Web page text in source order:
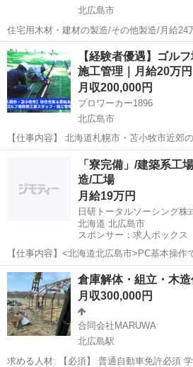
北広島市
住宅用木材・建材の製造/その他製造/月給24
島市(島松駅)で日勤のお仕事 【応募先企業名】UTエージェント株式会
社 北日本第一・第二CU 【雇用形態】正社
自動車業界以外(...
北海道 北広島市 その他 40代
【経験者優遇】ゴル
施工管理｜月給20万
月収200,000円
プロワーカー1896
北広島市
【仕事内容】 北海道札幌市・苫小牧市近郊
およびコース維持管理を担当いただきます
タッフが丁寧にレクチャーするので安心です。 ＜主な業務＞ ■改
事 ・ティーグラン...
北広島市 その他 ゴルフ場
「寮完備」/建築系工
造/工場
月給19万円
日研トータルソーシング株
北海道 北広島市
スポンサー：求人ボックス
【仕事内容】<北海道北広島市>PC基本操作
寮完備!受付・検収等の事務補助業務<お仕
品・測定・事務処理・在庫管理、その他付
就業場所の変更の範囲、契約...
正社員 / 派遣社員
倉庫解体・組立・木
月収300,000円
合同会社MARUWA
北広島駅
求める人材: 【必須】 普通自動車免許必須 学歴・職歴不問！未経験歓